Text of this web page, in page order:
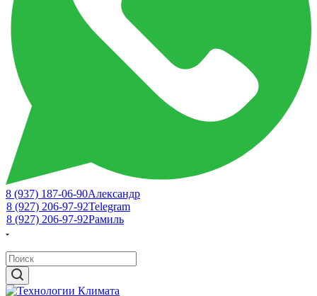
8 (937) 187-06-90Александр
8 (927) 206-97-92Telegram
8 (927) 206-97-92Рамиль